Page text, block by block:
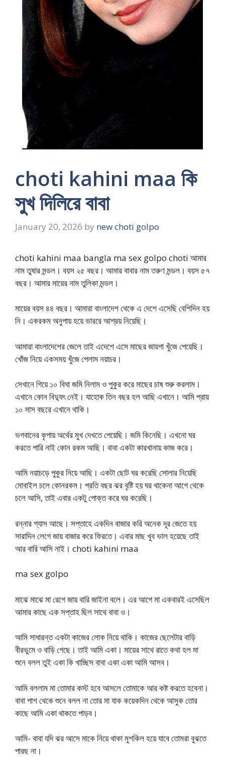
choti kahini maa কি
সুখ দিলিরে বাবা
January 20, 2026 by new choti golpo
choti kahini maa bangla ma sex golpo choti আমার
নাম তুষার মন্ডল। বয়স ২৫ বছর। আমার বাবার নাম তরুণ মন্ডল। বয়স ৫৭
বছর। আমার মায়ের নাম তুলিকা মন্ডল।
মায়ের বয়স ৪৪ বছর। আমারা বাংলাদেশ থেকে এ দেশে এসেছি বেশিদিন হয়
নি। একরকম অনুপায় হয়ে ভাররে আশ্রয় নিয়েছি।
আমারা বাংলাদেশের জেলে তাই এদেশে এসে মাছের জায়গা খুঁজে পেয়েছি।
খোঁজ নিয়ে একসময় খুঁজে পেলাম নয়াচর।
সেখানে গিয়ে ১০ বিঘা জমি নিলাম ও পুকুর করে মাছের চাষ শুরু করলাম।
এখানে কোন বিদ্যুৎ নেই। যাহোক তিন বছর হল আছি এখানে। আমি প্রায়
১০ মাস বছরে এখানে থাকি।
ভগবানের কৃপায় অর্থের মুখ দেখতে পেয়েছি। জমি কিনেছি। এখনো ঘর
করতে পারি নাই কোন রকম আছি। বাবা একটা কারখানায় কাজ করে।
আমি নয়াচড়ে পুকুর নিয়ে আছি। একটা ছোট ঘর করেছি সোলার নিয়েছি
মোবাইল চলে কোনরকম। প্রতি বছর ঝর বৃষ্টি হয় ঘর থাকেনা আগে থেকে
চলে আসি, তাই এবার একটু পোক্ত করে ঘর করেছি।
রন্নার গ্যাস আছে। সপ্তাহে একদিন বাজার করি অনেক দূর জেতে হয়
সারাদিন লেগে জায় বাজার করে ফিরতে। এবার মাছ খুব ভাল হয়েছে তাই
আর বারি আসি নাই। choti kahini maa
ma sex golpo
মাঝে মাঝে মা রেগে জায় বারি জাইনা বলে। এর আগে মা একবারই এসেছিল
আমার কাছে এক সপ্তাহ ছিল সাথে বাবা ও।
আমি সাধারন্ত একটা কাজের লোক নিয়ে থাকি। কাজের ছেলেটার বাড়ি
বীরভুমে ও বাড়ি গেছে। তাই আমি একা। মায়ের সাথে রাতে কথা হল মা
শুনে বলল তুই একা কি খাচ্ছিস বাবা একা একা আমি আসব।
আমি বললাম মা তোমার কস্ট হবে আসলে তোমাকে আর কষ্ট করতে হবেনা।
বাবা পাশ থেকে শুনে বলল না তোর মা যাক কয়েকদিন থেকে আসুক তোর
কাছে আমি একা থাকতে পাড়ব।
আমি- বাবা যদি ঝর আসে মাকে নিয়ে থাকা মুশকিল হয়ে যাবে তোমরা বুঝতে
পারছ না।